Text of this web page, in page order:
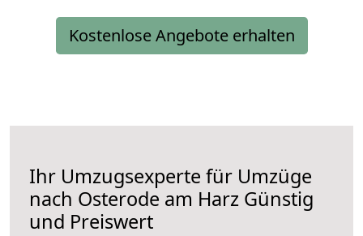
Kostenlose Angebote erhalten
Ihr Umzugsexperte für Umzüge
nach Osterode am Harz Günstig
und Preiswert